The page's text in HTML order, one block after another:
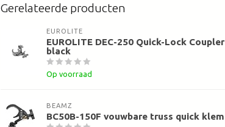
Gerelateerde producten
EUROLITE
EUROLITE DEC-250 Quick-Lock Coupler
black
Op voorraad
BEAMZ
BC50B-150F vouwbare truss quick klem